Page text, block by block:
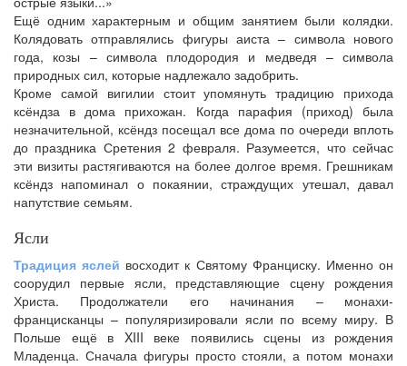
Ещё одним характерным и общим занятием были колядки.
Колядовать отправлялись фигуры аиста – символа нового
года, козы – символа плодородия и медведя – символа
природных сил, которые надлежало задобрить.
Кроме самой вигилии стоит упомянуть традицию прихода
ксёндза в дома прихожан. Когда парафия (приход) была
незначительной, ксёндз посещал все дома по очереди вплоть
до праздника Сретения 2 февраля. Разумеется, что сейчас
эти визиты растягиваются на более долгое время. Грешникам
ксёндз напоминал о покаянии, страждущих утешал, давал
напутствие семьям.
Ясли
Традиция яслей восходит к Святому Франциску. Именно он
соорудил первые ясли, представляющие сцену рождения
Христа. Продолжатели его начинания – монахи-
францисканцы – популяризировали ясли по всему миру. В
Польше ещё в XIII веке появились сцены из рождения
Младенца. Сначала фигуры просто стояли, а потом монахи